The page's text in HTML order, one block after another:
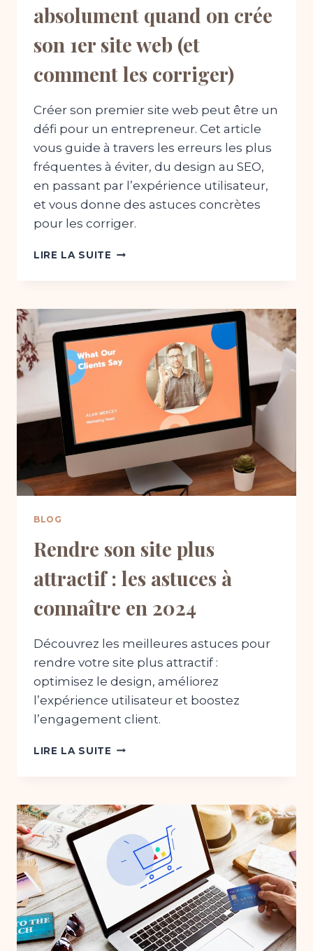
absolument quand on crée
son 1er site web (et
comment les corriger)
Créer son premier site web peut être un
défi pour un entrepreneur. Cet article
vous guide à travers les erreurs les plus
fréquentes à éviter, du design au SEO,
en passant par l’expérience utilisateur,
et vous donne des astuces concrètes
pour les corriger.
LIRE LA SUITE LES
ÉVITER
ABSOLUMENT
QUAND
ON
CRÉE
SITE
(ET
LES
CORRIGER)
BLOG
Rendre son site plus
attractif : les astuces à
connaître en 2024
Découvrez les meilleures astuces pour
rendre votre site plus attractif :
optimisez le design, améliorez
l’expérience utilisateur et boostez
l’engagement client.
LIRE LA SUITE RENDRE
ATTRACTIF
:
LES
ASTUCES
CONNAÎTRE
2024